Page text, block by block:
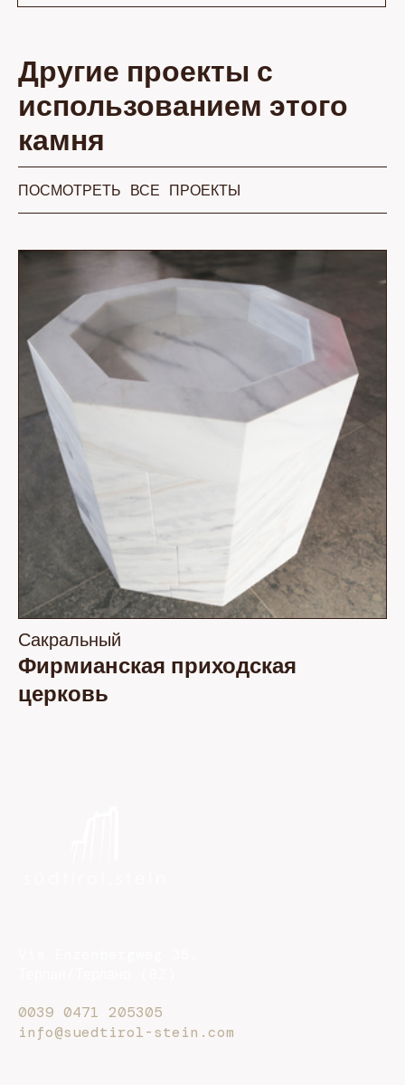
Другие проекты с
использованием этого
камня
ПОСМОТРЕТЬ ВСЕ ПРОЕКТЫ
Сакральный
Фирмианская приходская
церковь
0039 0471 205305
info@suedtirol-stein.com